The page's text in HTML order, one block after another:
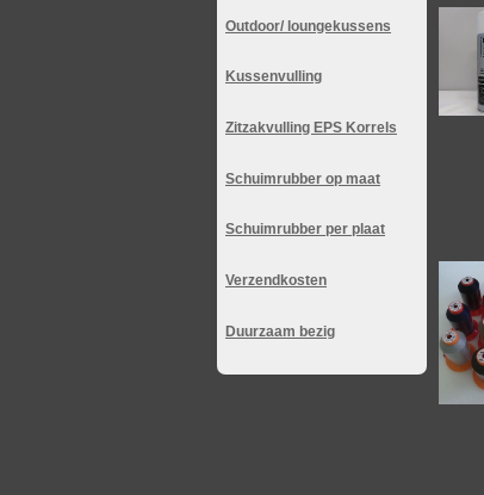
Outdoor/ loungekussens
Kussenvulling
Zitzakvulling EPS Korrels
Schuimrubber op maat
Schuimrubber per plaat
Verzendkosten
Duurzaam bezig